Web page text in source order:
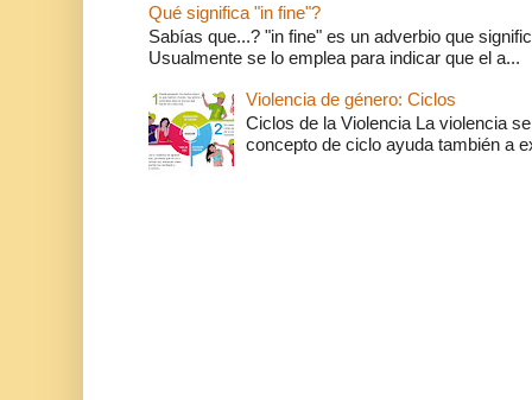
Qué significa "in fine"?
Sabías que...? "in fine" es un adverbio que
Usualmente se lo emplea para indicar que el a...
Violencia de género: Ciclos
Ciclos de la Violencia La violencia
concepto de ciclo ayuda también a